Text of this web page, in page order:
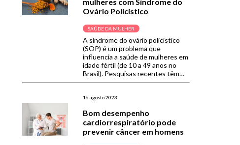
Ovário Policístico
SAÚDE DA MULHER
A síndrome do ovário policístico
(SOP) é um problema que
influencia a saúde de mulheres em
idade fértil (de 10 a 49 anos no
Brasil). Pesquisas recentes têm
analisado substâncias naturais
tratar essa condição, e um
componente da cúrcuma.
Mulheres com SOP enfrentam
dificuldades como […]
16 agosto 2023
Bom desempenho
cardiorrespiratório pode
prevenir câncer em homens